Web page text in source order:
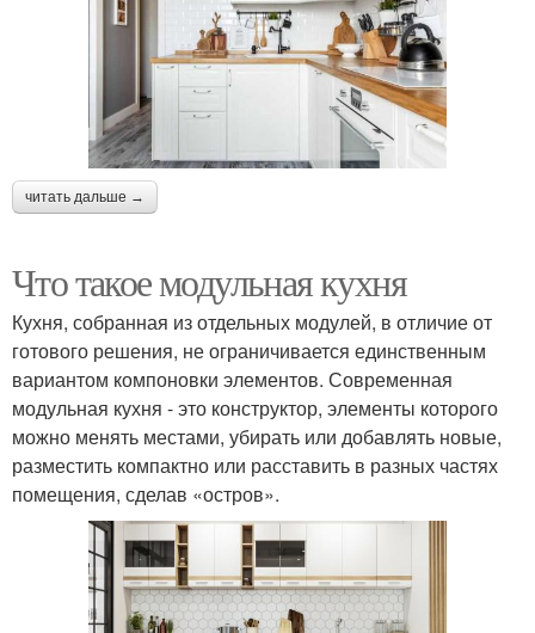
читать дальше →
Что такое модульная кухня
Кухня, собранная из отдельных модулей, в отличие от
готового решения, не ограничивается единственным
вариантом компоновки элементов. Современная
модульная кухня - это конструктор, элементы которого
можно менять местами, убирать или добавлять новые,
разместить компактно или расставить в разных частях
помещения, сделав «остров».